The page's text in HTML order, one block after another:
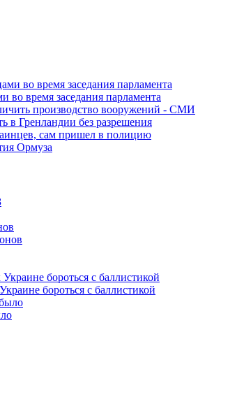
во время заседания парламента
производство вооружений - СМИ
в Гренландии без разрешения
сам пришел в полицию
Ормуза
бороться с баллистикой